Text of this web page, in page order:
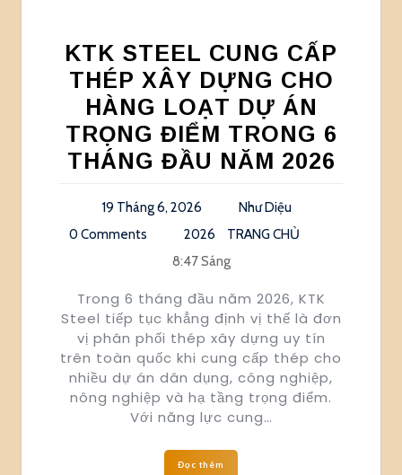
KTK STEEL CUNG CẤP
THÉP XÂY DỰNG CHO
HÀNG LOẠT DỰ ÁN
TRỌNG ĐIỂM TRONG 6
THÁNG ĐẦU NĂM 2026
19 Tháng 6, 2026
Như Diệu
0 Comments
2026
TRANG CHỦ
8:47 Sáng
Trong 6 tháng đầu năm 2026, KTK
Steel tiếp tục khẳng định vị thế là đơn
vị phân phối thép xây dựng uy tín
trên toàn quốc khi cung cấp thép cho
nhiều dự án dân dụng, công nghiệp,
nông nghiệp và hạ tầng trọng điểm.
Với năng lực cung…
Đọc thêm